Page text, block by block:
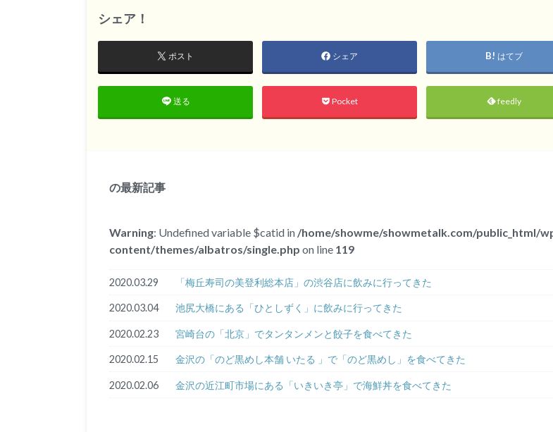
シェア！
ポスト シェア はてブ
送る Pocket feedly
の最新記事
Warning: Undefined variable $catid in /home/showme/showmetalk.com/public_html/
content/themes/albatros/single.php on line 119
2020.03.29 「梅丘寿司の美登利総本店」の渋谷店に飲みに行ってきた
2020.03.04 池尻大橋にある「ひとしずく」に飲みに行ってきた
2020.02.23 宮崎台の「北京」でタンタンメンと餃子を食べてきた
2020.02.15 金沢の「のど黒めし本舗 いたる 」で「のど黒めし」を食べてきた
2020.02.06 金沢の近江町市場にある「いきいき亭」で海鮮丼を食べてきた